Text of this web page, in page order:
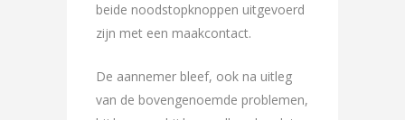
beide noodstopknoppen uitgevoerd
zijn met een maakcontact.
De aannemer bleef, ook na uitleg
van de bovengenoemde problemen,